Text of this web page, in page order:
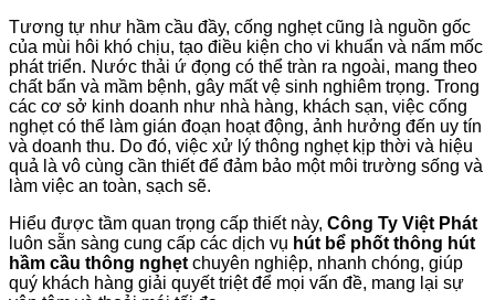
Tương tự như hầm cầu đầy, cống nghẹt cũng là nguồn gốc
của mùi hôi khó chịu, tạo điều kiện cho vi khuẩn và nấm mốc
phát triển. Nước thải ứ đọng có thể tràn ra ngoài, mang theo
chất bẩn và mầm bệnh, gây mất vệ sinh nghiêm trọng. Trong
các cơ sở kinh doanh như nhà hàng, khách sạn, việc cống
nghẹt có thể làm gián đoạn hoạt động, ảnh hưởng đến uy tín
và doanh thu. Do đó, việc xử lý thông nghẹt kịp thời và hiệu
quả là vô cùng cần thiết để đảm bảo một môi trường sống và
làm việc an toàn, sạch sẽ.
Hiểu được tầm quan trọng cấp thiết này, Công Ty Việt Phát
luôn sẵn sàng cung cấp các dịch vụ hút bể phốt thông hút
hầm cầu thông nghẹt chuyên nghiệp, nhanh chóng, giúp
quý khách hàng giải quyết triệt để mọi vấn đề, mang lại sự